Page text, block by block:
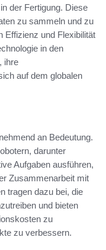
der Fertigung. Diese
zu sammeln und zu
Effizienz und Flexibilität
in den
ihre
auf dem globalen
an Bedeutung.
darunter
Aufgaben ausführen,
Zusammenarbeit mit
tragen dazu bei, die
und bieten
zu
zu verbessern.